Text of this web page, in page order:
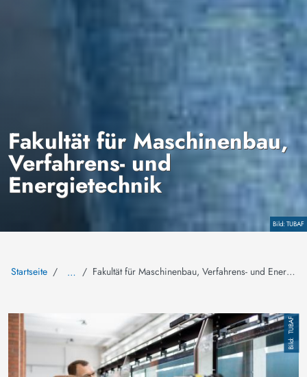
Copyright
TUBAF
Fakultät für Maschinenbau,
Verfahrens- und
Energietechnik
Startseite … Fakultät für Maschinenbau, Verfahrens- und Energietechnik
Bild TUBAF